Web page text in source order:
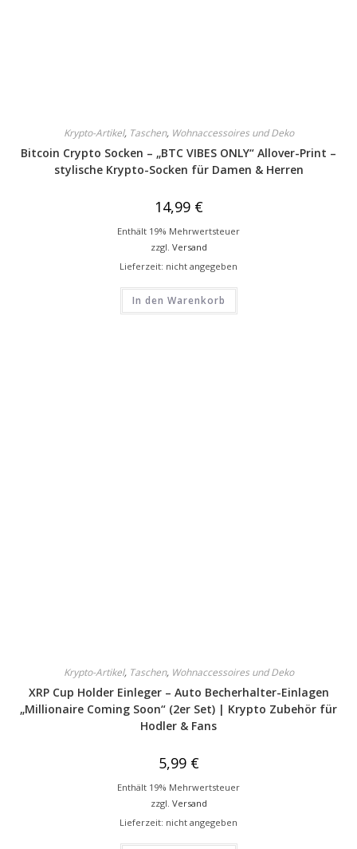
Krypto-Artikel, Taschen, Wohnaccessoires und Deko
Bitcoin Crypto Socken – „BTC VIBES ONLY“ Allover-Print –
stylische Krypto-Socken für Damen & Herren
14,99 €
Enthält 19% Mehrwertsteuer
zzgl. Versand
Lieferzeit: nicht angegeben
In den Warenkorb
Krypto-Artikel, Taschen, Wohnaccessoires und Deko
XRP Cup Holder Einleger – Auto Becherhalter-Einlagen
„Millionaire Coming Soon“ (2er Set) | Krypto Zubehör für
Hodler & Fans
5,99 €
Enthält 19% Mehrwertsteuer
zzgl. Versand
Lieferzeit: nicht angegeben